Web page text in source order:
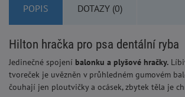
POPIS DOTAZY (0)
Hilton hračka pro psa dentální ryba
Jedinečné spojení balonku a plyšové hračky.
tvoreček je uvězněn v průhledném gumovém
čouhají jen ploutvičky a ocásek, zbytek těla je